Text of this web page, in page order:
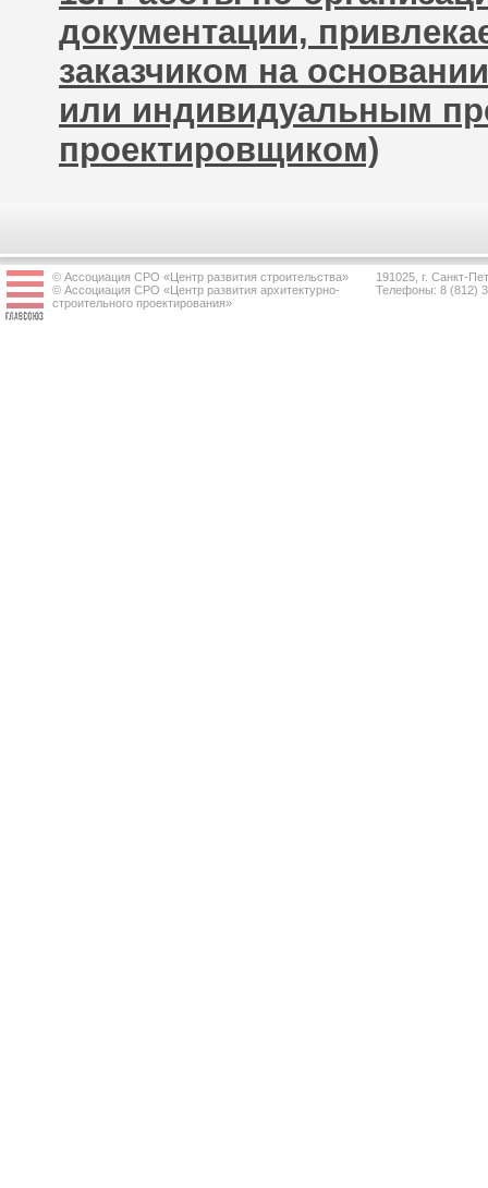
документации,
заказчиком на
или индивидуальным
проектировщиком)
© Ассоциация СРО «Центр развития строительства»
© Ассоциация СРО «Центр развития архитектурно-
строительного проектирования»
191025, г. Санкт-
Телефоны: 8 (812)